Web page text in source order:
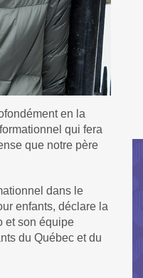
en la
qui fera
que notre père
dans le
enfants, déclare la
et son équipe
du Québec et du